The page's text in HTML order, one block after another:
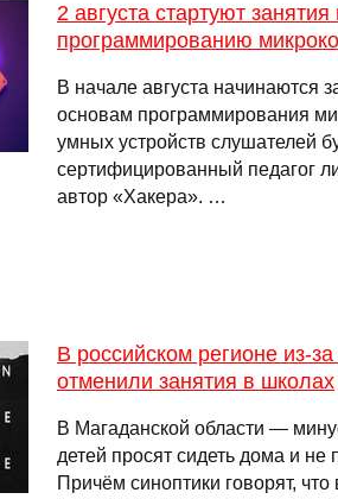
2 августа стартуют
программированию
В начале августа начинаются
основам программирования
умных устройств слушателей
сертифицированный педагог
автор «Хакера». …
В российском регионе из-
отменили занятия в школах
В Магаданской области —
детей просят сидеть дома и не
Причём синоптики говорят,